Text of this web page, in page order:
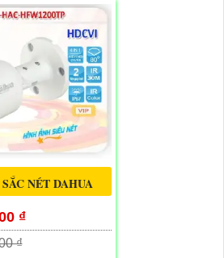
NÉT DAHUA
₫
₫